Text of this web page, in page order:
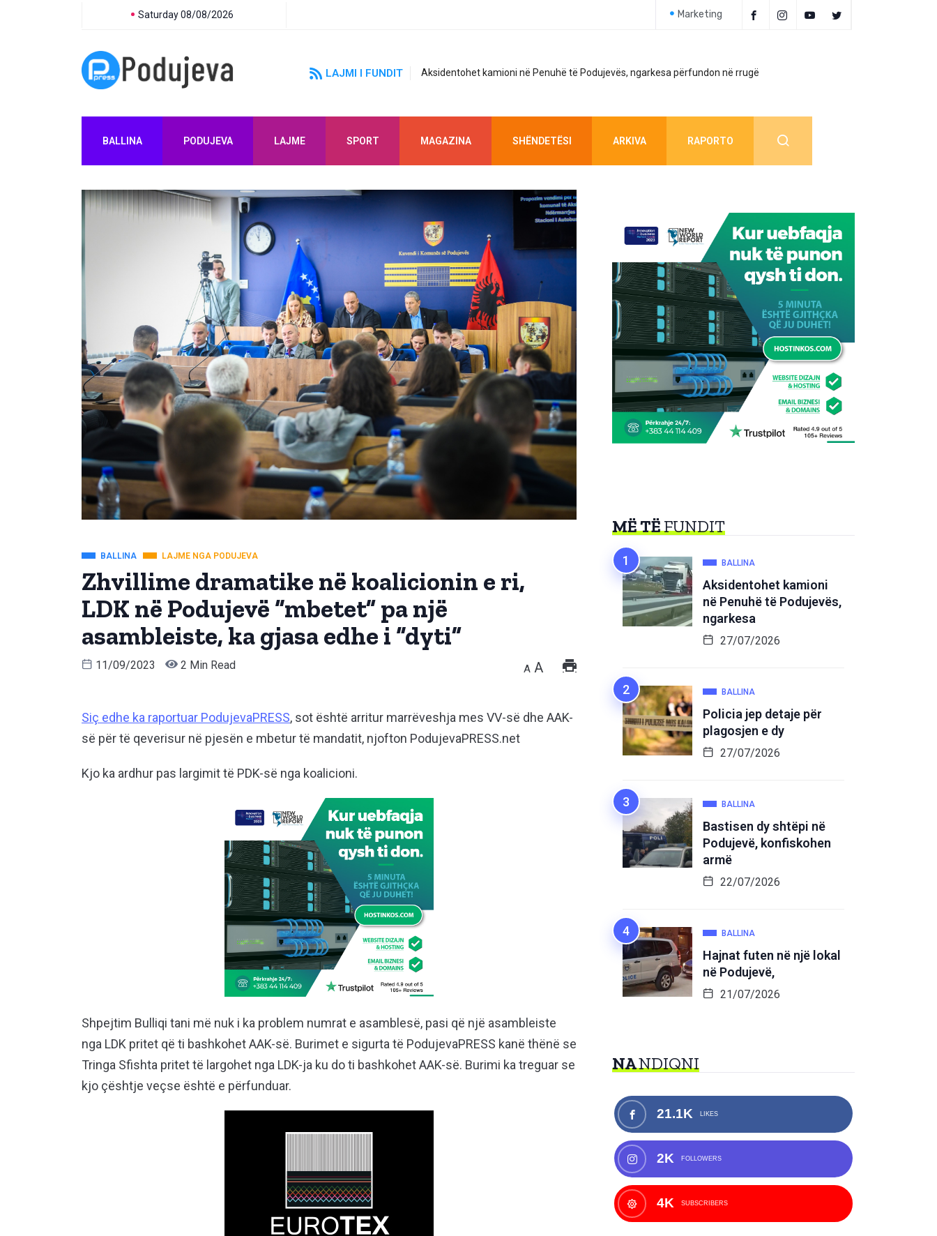
Saturday 08/08/2026 Marketing
LAJMI I FUNDIT Aksidentohet kamioni në Penuhë të Podujevës, ngarkesa përfundon në rrugë
BALLINA PODUJEVA LAJME SPORT MAGAZINA SHËNDETËSI ARKIVA RAPORTO
BALLINA LAJME NGA PODUJEVA
Zhvillime dramatike në koalicionin e ri,
LDK në Podujevë “mbetet” pa një
asambleiste, ka gjasa edhe i “dyti”
11/09/2023 2 Min Read A A
Siç edhe ka raportuar PodujevaPRESS, sot është arritur marrëveshja mes VV-së dhe AAK-
së për të qeverisur në pjesën e mbetur të mandatit, njofton PodujevaPRESS.net
Kjo ka ardhur pas largimit të PDK-së nga koalicioni.
Shpejtim Bulliqi tani më nuk i ka problem numrat e asamblesë, pasi që një asambleiste
nga LDK pritet që ti bashkohet AAK-së. Burimet e sigurta të PodujevaPRESS kanë thënë se
Tringa Sfishta pritet të largohet nga LDK-ja ku do ti bashkohet AAK-së. Burimi ka treguar se
kjo çështje veçse është e përfunduar.
MË TËFUNDIT
BALLINA
Aksidentohet kamioni
në Penuhë të Podujevës,
ngarkesa
27/07/2026
BALLINA
Policia jep detaje për
plagosjen e dy
27/07/2026
BALLINA
Bastisen dy shtëpi në
Podujevë, konfiskohen
armë
22/07/2026
BALLINA
Hajnat futen në një lokal
në Podujevë,
21/07/2026
NANDIQNI
21.1K LIKES
2K FOLLOWERS
4K SUBSCRIBERS